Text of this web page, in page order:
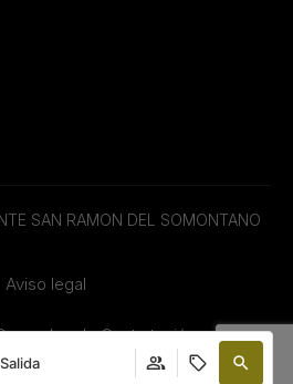
SAN RAMON DEL SOMONTANO
Aviso legal
de Contratación